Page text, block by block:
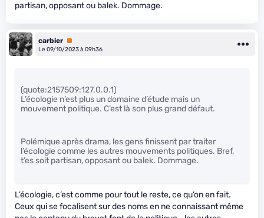
partisan, opposant ou balek. Dommage.
carbier Premium
Le 09/10/2023 à 09h36
(quote:2157509:127.0.0.1)
L’écologie n’est plus un domaine d’étude mais un
mouvement politique. C’est là son plus grand défaut.
Polémique après drama, les gens finissent par traiter
l’écologie comme les autres mouvements politiques. Bref,
t’es soit partisan, opposant ou balek. Dommage.
L’écologie, c’est comme pour tout le reste, ce qu’on en fait.
Ceux qui se focalisent sur des noms en ne connaissant même